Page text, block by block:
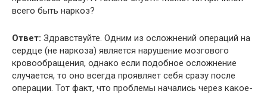
всего быть наркоз?
Ответ: Здравствуйте. Одним из осложнений операций на
сердце (не наркоза) является нарушение мозгового
кровообращения, однако если подобное осложнение
случается, то оно всегда проявляет себя сразу после
операции. Тот факт, что проблемы начались через какое-